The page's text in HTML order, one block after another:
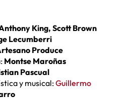
King, Scott Brown
Lecumberri
Produce
Montse Maroñas
Pascual
y musical:Guillermo